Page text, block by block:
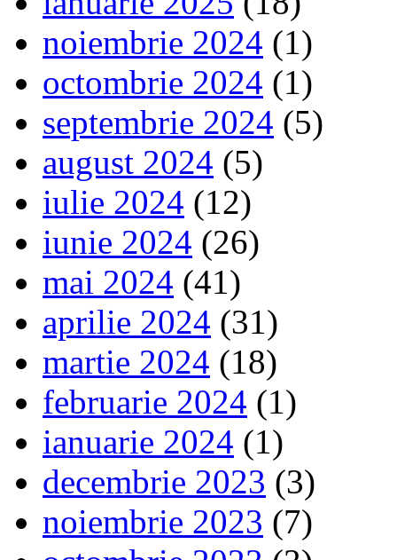
noiembrie 2024 (1)
octombrie 2024 (1)
septembrie 2024 (5)
august 2024 (5)
iulie 2024 (12)
iunie 2024 (26)
mai 2024 (41)
aprilie 2024 (31)
martie 2024 (18)
februarie 2024 (1)
ianuarie 2024 (1)
decembrie 2023 (3)
noiembrie 2023 (7)